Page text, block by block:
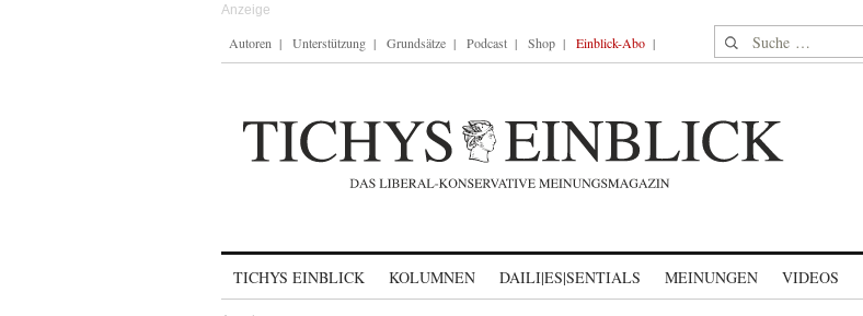
Autoren Unterstützung Grundsätze Podcast Shop Einblick-Abo Suche nach:
TICHYS EINBLICK KOLUMNEN DAILI|ES|SENTIALS MEINUNGEN VIDEOS